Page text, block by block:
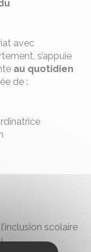
avec
s’appuie
au quotidien
de :
scolaire